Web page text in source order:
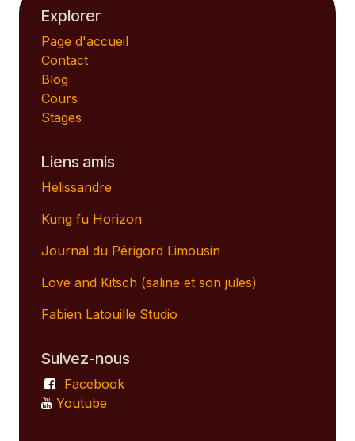
Explorer
Page d'accueil
Contact
Blog
Cours
Stages
Liens amis
Helissandre
Kung fu Horizon
Journal du Périgord Limousin
Love and Kitsch (saline et son jules)
Fabien Latouille Studio
Suivez-nous
Facebook
Youtube